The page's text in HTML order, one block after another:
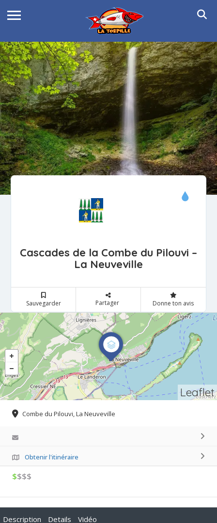
Cascades de la Combe du Pilouvi –
La Neuveville
Sauvegarder Partager Donne ton avis
Leaflet
Combe du Pilouvi, La Neuveville
Obtenir l'itinéraire
$$$$
Description Details Vidéo